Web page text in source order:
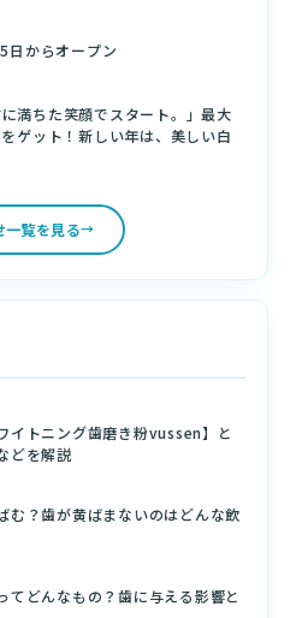
日からオープン
満ちた笑顔でスタート。」最大
ゲット！新しい年は、美しい白
一覧を見る
イトニング歯磨き粉vussen】と
どを解説
む？歯が黄ばまないのはどんな飲
てどんなもの？歯に与える影響と